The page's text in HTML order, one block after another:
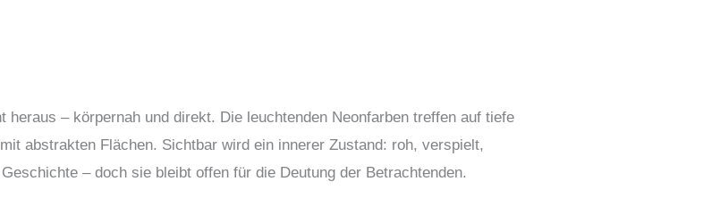
heraus – körpernah und direkt. Die leuchtenden Neonfarben treffen auf tiefe
abstrakten Flächen. Sichtbar wird ein innerer Zustand: roh, verspielt,
– doch sie bleibt offen für die Deutung der Betrachtenden.